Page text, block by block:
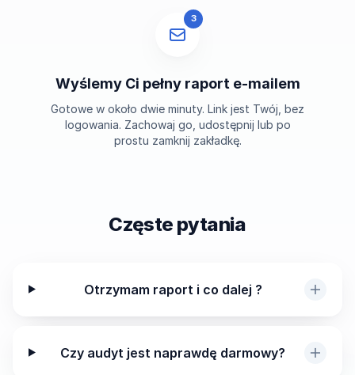
3
Wyślemy Ci pełny raport e-mailem
Gotowe w około dwie minuty. Link jest Twój, bez
logowania. Zachowaj go, udostępnij lub po
prostu zamknij zakładkę.
Częste pytania
Otrzymam raport i co dalej ?
Czy audyt jest naprawdę darmowy?